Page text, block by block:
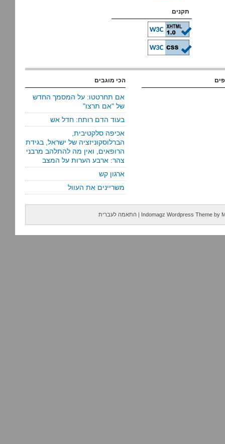
תקנים
הכי מוגבים
אם תחרטטו: על המסמך החדש
של "אם תרצו"
בעוד הדם רותח: חדל אש
אכיפה סלקטיבית,
הברלוסקוניזציה של ישראל, בגידת
הרופאים, ואין מה להתלהב מרבני
צהר: ארבע הערות על המצב
ארגון קש
משריינים את העוול
Indomagz Wordpress Theme by
| התאמה לעברית